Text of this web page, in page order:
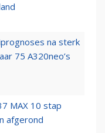
na sterk
75 A320neo’s
MAX 10 stap
afgerond